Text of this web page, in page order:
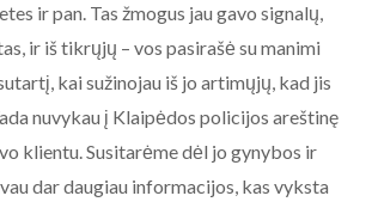
ir pan. Tas žmogus jau gavo signalų,
ir iš tikrųjų – vos pasirašė su manimi
kai sužinojau iš jo artimųjų, kad jis
nuvykau į Klaipėdos policijos areštinę
klientu. Susitarėme dėl jo gynybos ir
dar daugiau informacijos, kas vyksta